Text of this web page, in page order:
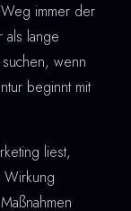
immer der
als lange
wenn
beginnt mit
liest,